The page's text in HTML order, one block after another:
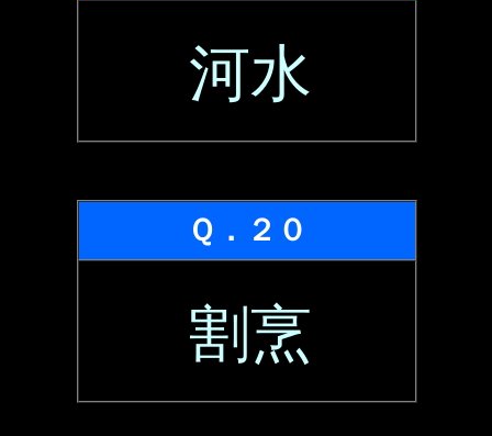
河水
Ｑ．２０
割烹